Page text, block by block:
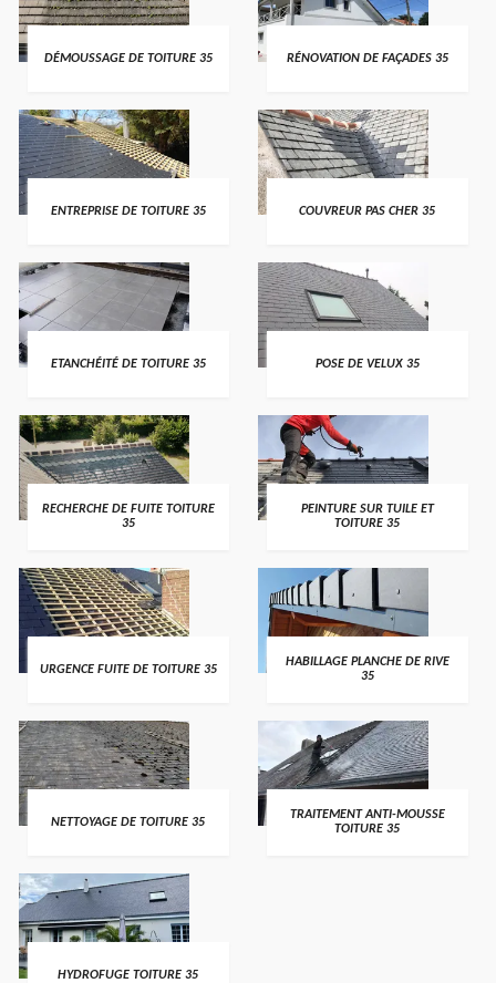
DÉMOUSSAGE DE TOITURE 35 RÉNOVATION DE FAÇADES 35
ENTREPRISE DE TOITURE 35 COUVREUR PAS CHER 35
ETANCHÉITÉ DE TOITURE 35 POSE DE VELUX 35
RECHERCHE DE FUITE TOITURE
35
PEINTURE SUR TUILE ET
TOITURE 35
URGENCE FUITE DE TOITURE 35
HABILLAGE PLANCHE DE RIVE
35
NETTOYAGE DE TOITURE 35
TRAITEMENT ANTI-MOUSSE
TOITURE 35
HYDROFUGE TOITURE 35